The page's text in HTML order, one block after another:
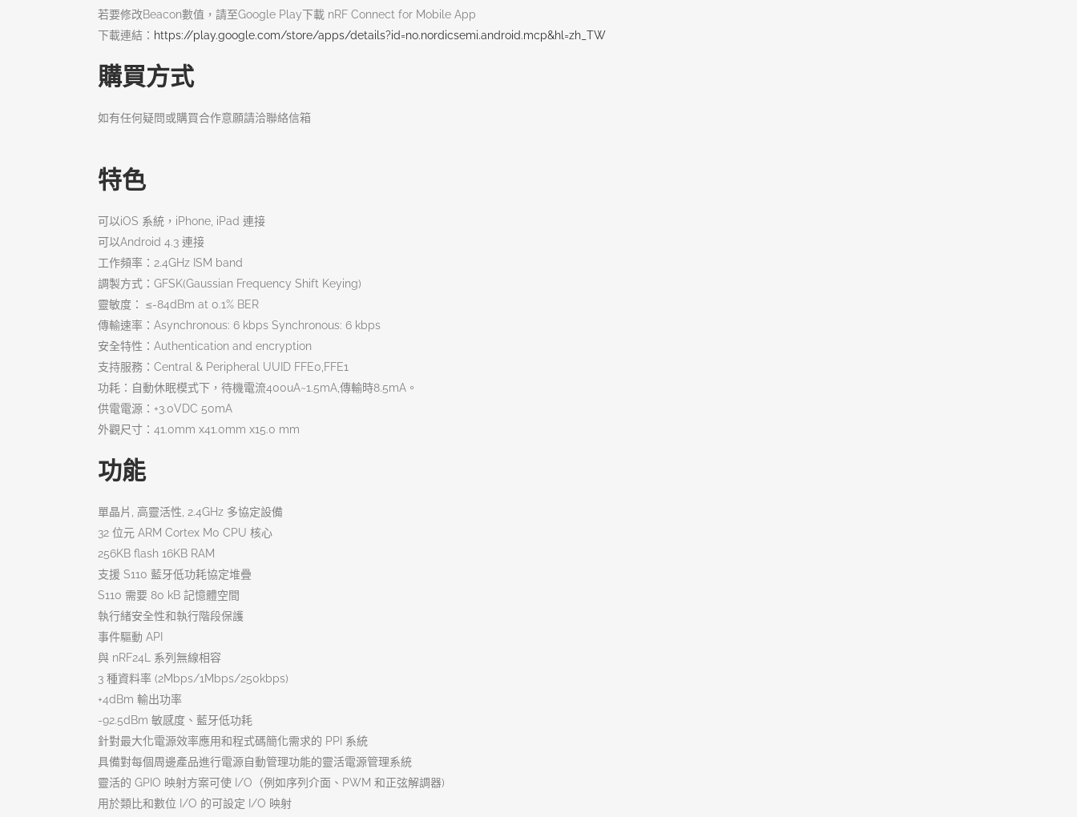
若要修改Beacon數值，請至Google Play下載 nRF Connect for Mobile App
下載連結： https://play.google.com/store/apps/details?id=no.nordicsemi.android.mcp&hl=zh_TW
購買方式
如有任何疑問或購買合作意願請洽聯絡信箱
特色
可以iOS 系統，iPhone, iPad 連接
可以Android 4.3 連接
工作頻率：2.4GHz ISM band
調製方式：GFSK(Gaussian Frequency Shift Keying)
靈敏度： ≤-84dBm at 0.1% BER
傳輸速率：Asynchronous: 6 kbps Synchronous: 6 kbps
安全特性：Authentication and encryption
支持服務：Central & Peripheral UUID FFE0,FFE1
功耗：自動休眠模式下，待機電流400uA~1.5mA,傳輸時8.5mA。
供電電源：+3.0VDC 50mA
外觀尺寸：41.0mm x41.0mm x15.0 mm
功能
單晶片, 高靈活性, 2.4GHz 多協定設備
32 位元 ARM Cortex M0 CPU 核心
256KB flash 16KB RAM
支援 S110 藍牙低功耗協定堆疊
S110 需要 80 kB 記憶體空間
執行緒安全性和執行階段保護
事件驅動 API
與 nRF24L 系列無線相容
3 種資料率 (2Mbps/1Mbps/250kbps)
+4dBm 輸出功率
-92.5dBm 敏感度、藍牙低功耗
針對最大化電源效率應用和程式碼簡化需求的 PPI 系統
具備對每個周邊產品進行電源自動管理功能的靈活電源管理系統
靈活的 GPIO 映射方案可使 I/O（例如序列介面、PWM 和正弦解調器)
用於類比和數位 I/O 的可設定 I/O 映射